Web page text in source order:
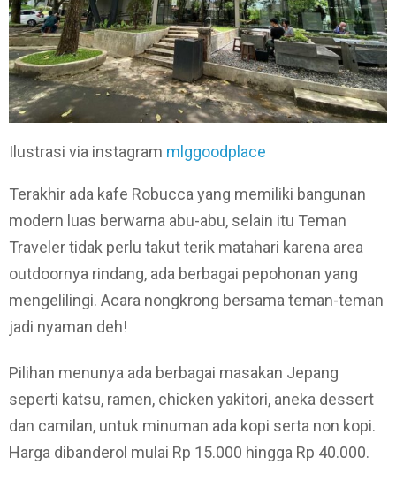
Ilustrasi via instagram mlggoodplace
Terakhir ada kafe Robucca yang memiliki bangunan
modern luas berwarna abu-abu, selain itu Teman
Traveler tidak perlu takut terik matahari karena area
outdoornya rindang, ada berbagai pepohonan yang
mengelilingi. Acara nongkrong bersama teman-teman
jadi nyaman deh!
Pilihan menunya ada berbagai masakan Jepang
seperti katsu, ramen, chicken yakitori, aneka dessert
dan camilan, untuk minuman ada kopi serta non kopi.
Harga dibanderol mulai Rp 15.000 hingga Rp 40.000.